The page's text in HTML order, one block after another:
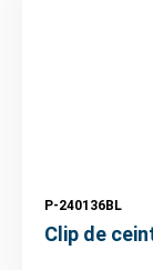
P-240136BL
Clip de